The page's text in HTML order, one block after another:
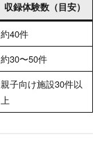
収録体験数（目安）
約40件
約30〜50件
親子向け施設30件以
上